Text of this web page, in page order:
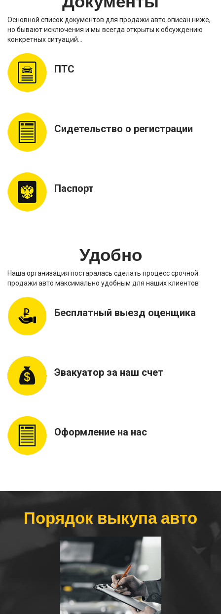
Основной список документов для продажи авто описан ниже,
но бывают исключения и мы всегда открыты к обсуждению
конкретных ситуаций…
ПТС
Сидетельство о регистрации
Паспорт
Удобно
Наша организация постаралась сделать процесс срочной
продажи авто максимально удобным для наших клиентов
Бесплатный выезд оценщика
Эвакуатор за наш счет
Оформление на нас
Порядок выкупа авто